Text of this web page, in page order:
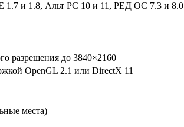
1.7 и 1.8, Альт РС 10 и 11, РЕД ОС 7.3 и 8.0
разрешения до 3840×2160
OpenGL 2.1 или DirectX 11
места)